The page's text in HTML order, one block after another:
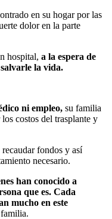
en su hogar por las
dolor en la parte
hospital, a la espera de
la vida.
ni empleo, su familia
costos del trasplante y
fondos y así
necesario.
han conocido a
que es. Cada
mucho en este